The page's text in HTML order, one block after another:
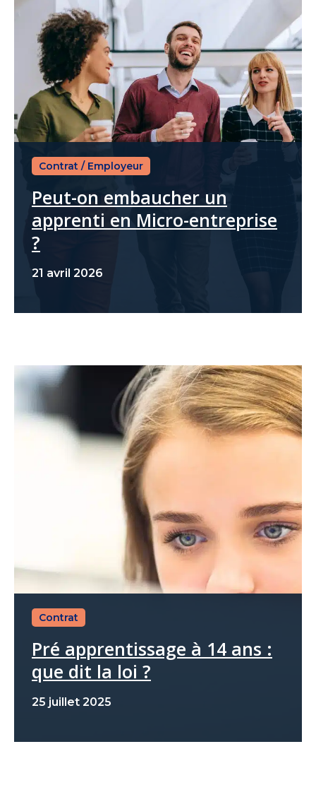
Contrat / Employeur
Peut-on embaucher un
apprenti en Micro-entreprise
?
21 avril 2026
Contrat
Pré apprentissage à 14 ans :
que dit la loi ?
25 juillet 2025